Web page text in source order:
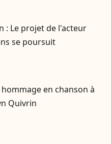
: Le projet de l'acteur
se poursuit
en chanson à
Quivrin